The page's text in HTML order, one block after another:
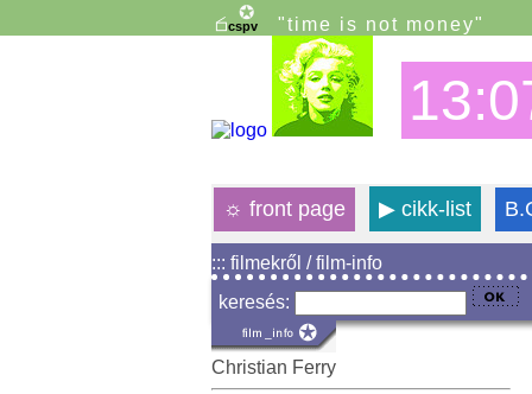
"time is not money"
☼ front page ▶cikk-list
::: filmekről / film-info
keresés:
Christian Ferry